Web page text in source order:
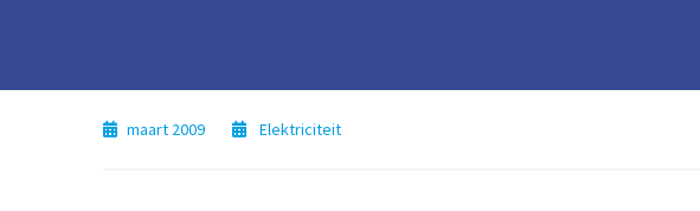
maart 2009 Elektriciteit